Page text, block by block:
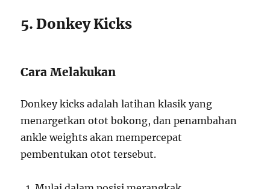
5. Donkey Kicks
Cara Melakukan
Donkey kicks adalah latihan klasik yang
menargetkan otot bokong, dan penambahan
ankle weights akan mempercepat
pembentukan otot tersebut.